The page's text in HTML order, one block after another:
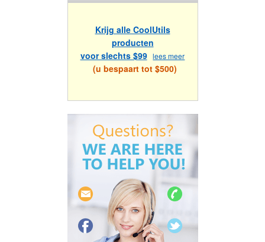
Krijg alle CoolUtils
producten
voor slechts $99 lees meer
(u bespaart tot $500)